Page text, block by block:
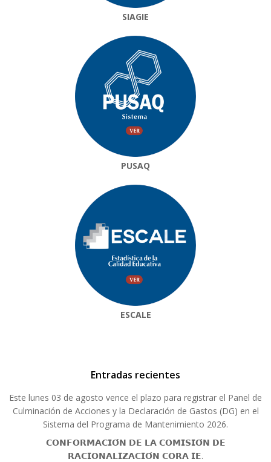
SIAGIE
PUSAQ
ESCALE
Entradas recientes
Este lunes 03 de agosto vence el plazo para registrar el Panel de
Culminación de Acciones y la Declaración de Gastos (DG) en el
Sistema del Programa de Mantenimiento 2026.
𝗖𝗢𝗡𝗙𝗢𝗥𝗠𝗔𝗖𝗜𝗢́𝗡 𝗗𝗘 𝗟𝗔 𝗖𝗢𝗠𝗜𝗦𝗜𝗢́𝗡 𝗗𝗘
𝗥𝗔𝗖𝗜𝗢𝗡𝗔𝗟𝗜𝗭𝗔𝗖𝗜𝗢́𝗡 𝗖𝗢𝗥𝗔 𝗜𝗘.